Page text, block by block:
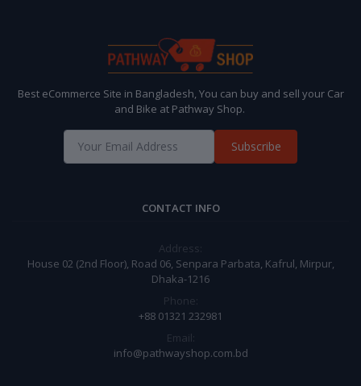
Best eCommerce Site in Bangladesh, You can buy and sell your Car
and Bike at Pathway Shop.
Subscribe
CONTACT INFO
Address:
House 02 (2nd Floor), Road 06, Senpara Parbata, Kafrul, Mirpur,
Dhaka-1216
Phone:
+88 01321 232981
Email:
info@pathwayshop.com.bd